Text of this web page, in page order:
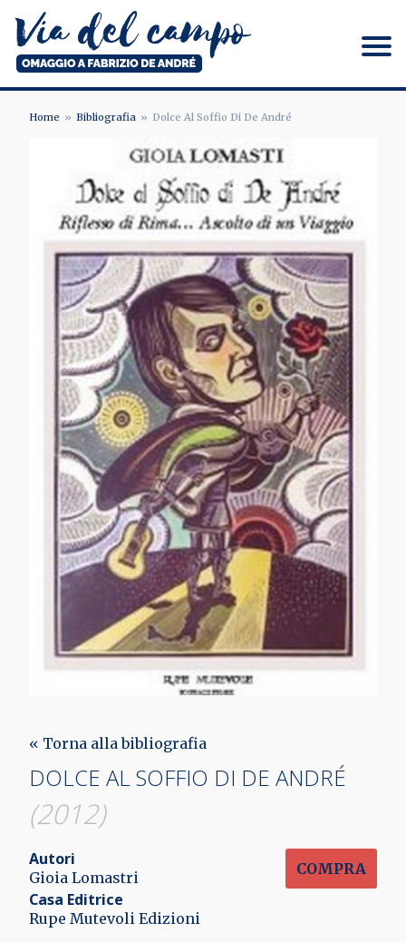
contenuto
principale
Via del campo
PANE
Home Bibliografia Dolce Al Soffio Di De André
« Torna alla bibliografia
DOLCE AL SOFFIO DI DE ANDRÉ
(2012)
Autori
Gioia Lomastri
Casa Editrice
Rupe Mutevoli Edizioni
COMPRA